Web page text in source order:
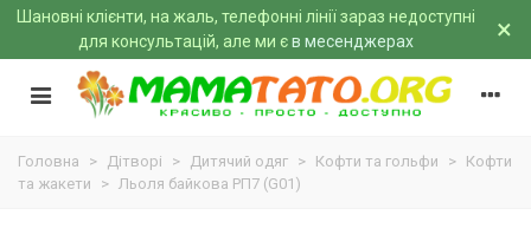
Шановні клієнти, на жаль, телефонні лінії зараз недоступні
для консультацій, але ми єв месенджерах ×
Головна > Дітворі > Дитячий одяг > Кофти та гольфи > Кофти
та жакети
> Льоля байкова РП7 (G01)